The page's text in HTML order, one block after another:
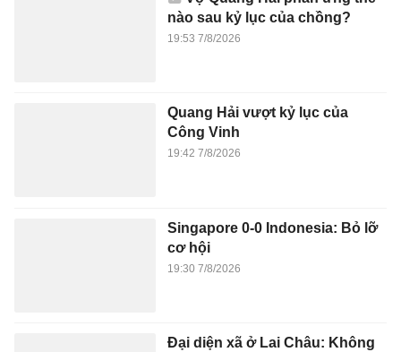
nào sau kỷ lục của chồng?
19:53 7/8/2026
Quang Hải vượt kỷ lục của
Công Vinh
19:42 7/8/2026
Singapore 0-0 Indonesia: Bỏ lỡ
cơ hội
19:30 7/8/2026
Đại diện xã ở Lai Châu: Không